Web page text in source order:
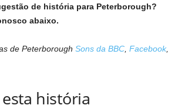
de história para Peterborough?
abaixo.
de Peterborough Sons da BBC Facebook,
história